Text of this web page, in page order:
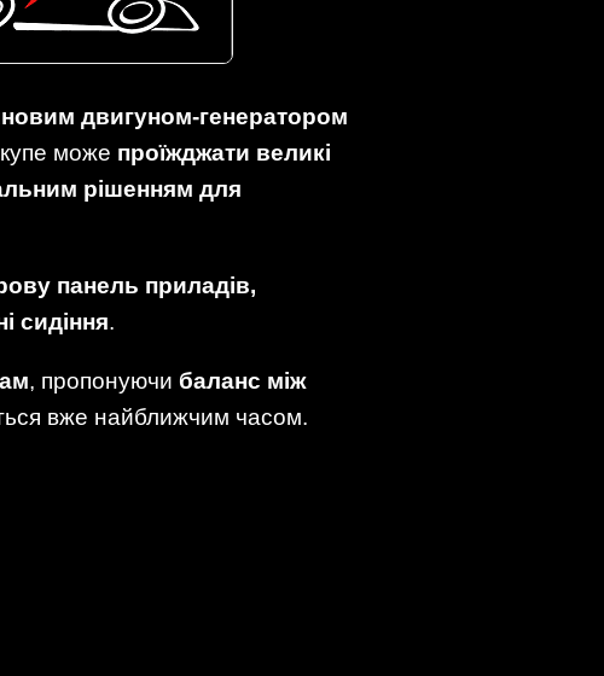
двигуном-генератором
може проїжджати великі
рішенням для
панель приладів,
сидіння.
, пропонуючи баланс між
вже найближчим часом.